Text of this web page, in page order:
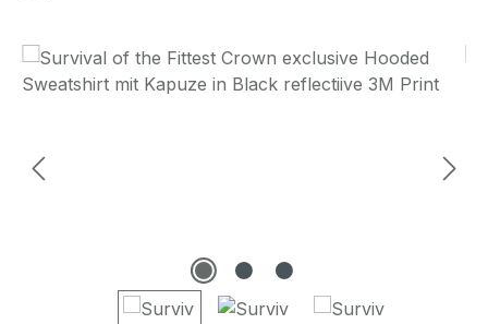
Bildergalerie überspringen